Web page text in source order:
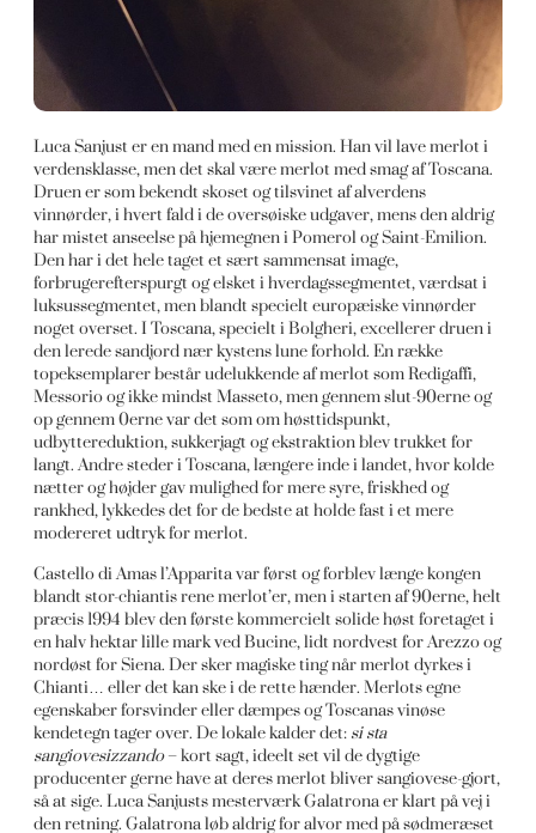
Luca Sanjust er en mand med en mission. Han vil lave merlot i
verdensklasse, men det skal være merlot med smag af Toscana.
Druen er som bekendt skoset og tilsvinet af alverdens
vinnørder, i hvert fald i de oversøiske udgaver, mens den aldrig
har mistet anseelse på hjemegnen i Pomerol og Saint-Emilion.
Den har i det hele taget et sært sammensat image,
forbrugerefterspurgt og elsket i hverdagssegmentet, værdsat i
luksussegmentet, men blandt specielt europæiske vinnørder
noget overset. I Toscana, specielt i Bolgheri, excellerer druen i
den lerede sandjord nær kystens lune forhold. En række
topeksemplarer består udelukkende af merlot som Redigaffi,
Messorio og ikke mindst Masseto, men gennem slut-90erne og
op gennem 0erne var det som om høsttidspunkt,
udbyttereduktion, sukkerjagt og ekstraktion blev trukket for
langt. Andre steder i Toscana, længere inde i landet, hvor kolde
nætter og højder gav mulighed for mere syre, friskhed og
rankhed, lykkedes det for de bedste at holde fast i et mere
modereret udtryk for merlot.
Castello di Amas l’Apparita var først og forblev længe kongen
blandt stor-chiantis rene merlot’er, men i starten af 90erne, helt
præcis 1994 blev den første kommercielt solide høst foretaget i
en halv hektar lille mark ved Bucine, lidt nordvest for Arezzo og
nordøst for Siena. Der sker magiske ting når merlot dyrkes i
Chianti… eller det kan ske i de rette hænder. Merlots egne
egenskaber forsvinder eller dæmpes og Toscanas vinøse
kendetegn tager over. De lokale kalder det: si sta
sangiovesizzando– kort sagt, ideelt set vil de dygtige
producenter gerne have at deres merlot bliver sangiovese-gjort,
så at sige. Luca Sanjusts mesterværk Galatrona er klart på vej i
den retning. Galatrona løb aldrig for alvor med på sødmeræset